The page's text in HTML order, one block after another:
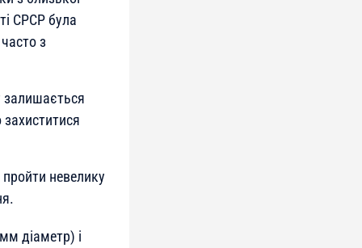
СРСР була
з
залишається
невелику
діаметр) і